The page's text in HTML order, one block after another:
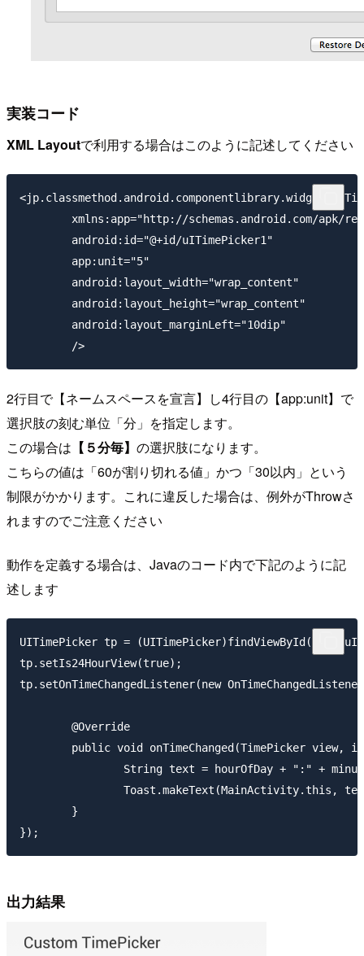
実装コード
XML Layoutで利用する場合はこのように記述してください
2行目で【ネームスペースを宣言】し4行目の【app:unit】で
選択肢の刻む単位「分」を指定します。
この場合は 【５分毎】 の選択肢になります。
こちらの値は「60が割り切れる値」かつ「30以内」という
制限がかかります。これに違反した場合は、例外がThrowさ
れますのでご注意ください
動作を定義する場合は、Javaのコード内で下記のように記
述します
UITimePicker tp =
tp.setIs24HourView(true);
tp.setOnTimeChangedListener(new
出力結果